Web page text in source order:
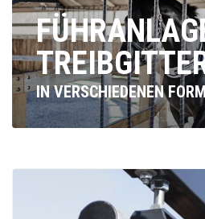
IN VERSCHIEDENEN